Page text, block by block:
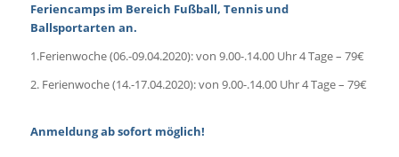
Feriencamps im Bereich Fußball, Tennis und
Ballsportarten an.
1.Ferienwoche (06.-09.04.2020): von 9.00-.14.00 Uhr 4 Tage – 79€
2. Ferienwoche (14.-17.04.2020): von 9.00-.14.00 Uhr 4 Tage – 79€
Anmeldung ab sofort möglich!